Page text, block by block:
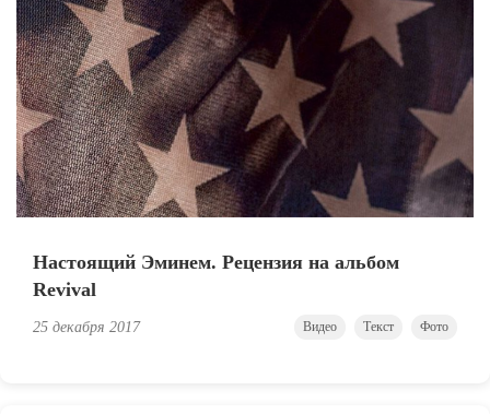
Настоящий Эминем. Рецензия на альбом
Revival
25 декабря 2017 Видео Текст Фото